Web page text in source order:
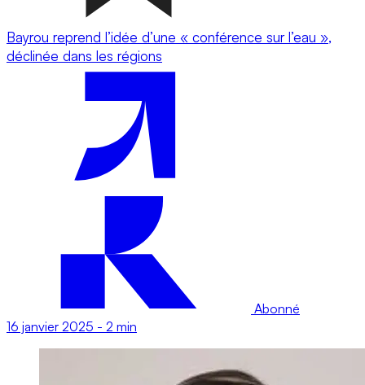
Bayrou reprend l’idée d’une « conférence sur l’eau »,
déclinée dans les régions
Abonné
16 janvier 2025 - 2 min